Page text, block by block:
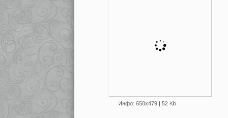
Инфо: 650х479 | 52 Kb